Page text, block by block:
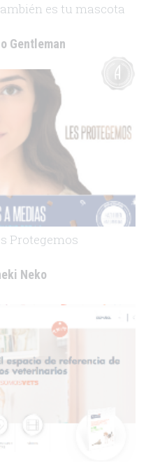
es tu mascota
Gentleman
Protegemos
Neko